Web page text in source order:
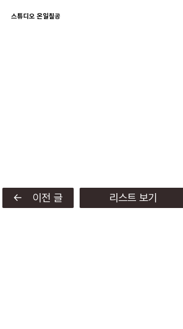
스튜디오 온일칠공
← 이전 글 리스트 보기